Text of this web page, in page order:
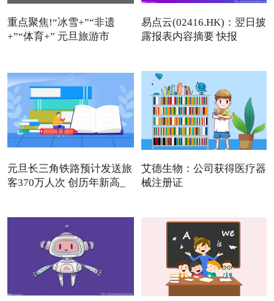
重点聚焦!“冰雪+”“非遗
+”“体育+” 元旦旅游市
易点云(02416.HK)：翌日披
露报表内容摘要 快报
元旦长三角铁路预计发送旅
客370万人次 创历年新高_
艾德生物：公司获得医疗器
械注册证